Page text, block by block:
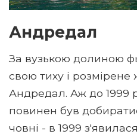
Андредал
За вузькою долиною
свою тиху і розмірене
Андредал. Аж до 1999
повинен був
човні - в 1999